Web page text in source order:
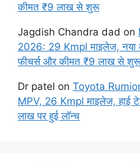
कीमत ₹9 लाख से शुरू
Jagdish Chandra dad on
2026: 29 Kmpl माइलेज, नया
फीचर्स और कीमत ₹9 लाख से शुरू
Dr patel on Toyota
MPV, 26 Kmpl माइलेज, हाई
लाख पर हुई लॉन्च